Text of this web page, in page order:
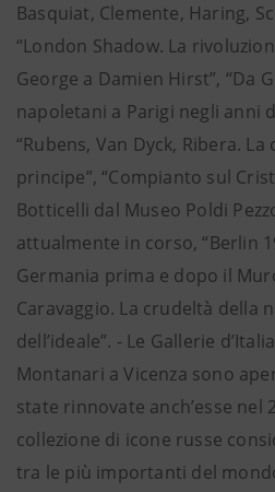
Basquiat, Clemente, Haring,
“London Shadow. La
George a Damien Hirst”, “Da
napoletani a Parigi negli anni
“Rubens, Van Dyck, Ribera.
principe”, “Compianto sul
Botticelli dal Museo Poldi
attualmente in corso, “Berlin
Germania prima e dopo il
Caravaggio. La crudeltà della
dell’ideale”. - Le Gallerie
Montanari a Vicenza sono
state rinnovate anch’esse nel
collezione di icone russe
tra le più importanti del